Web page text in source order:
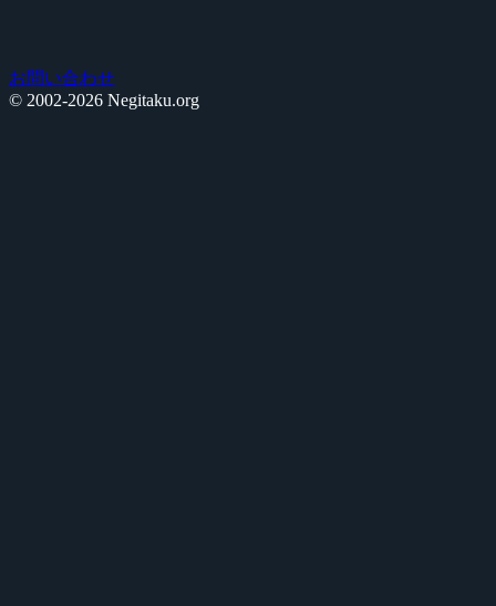
お問い合わせ
© 2002-2026 Negitaku.org